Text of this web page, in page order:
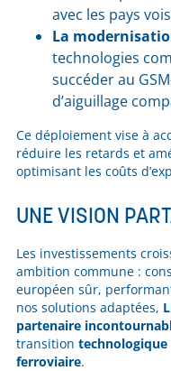
avec les pays
La
technologies
succéder au
d’aiguillage
Ce déploiement vise à
réduire les retards et
optimisant les coûts
UNE VISION
Les investissements
ambition commune :
européen sûr,
nos solutions adaptées,
partenaire
transition technologique
ferroviaire.